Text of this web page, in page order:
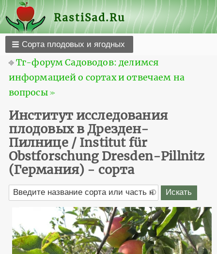
RastiSad.Ru
Сорта плодовых и ягодных
⎆Тг-форум Садоводов: делимся
информацией о сортах и отвечаем на
вопросы ≫
Институт исследования
плодовых в Дрезден-
Пилнице / Institut für
Obstforschung Dresden-Pillnitz
(Германия) - сорта